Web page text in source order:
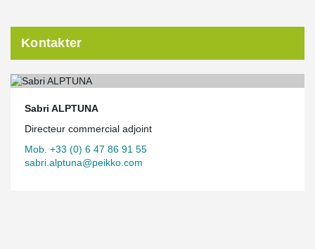
Kontakter
Sabri ALPTUNA
Directeur commercial adjoint
Mob. +33 (0) 6 47 86 91 55
sabri.alptuna@peikko.com